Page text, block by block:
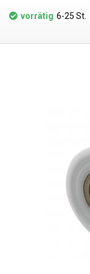
eine fixierende
B. mit einer
Schrumpffolie
jeglicher Waren. PE-
recycelbar, für
vorhanden) und
des Gesetzes Nr.
Schweißen mit allen
Preis gilt pro Rolle von 400 Metern. LDPE
Materialstärke: 30
400 Meter
(in Richtung des Schlauchs)
vorrätig 6-25 St.